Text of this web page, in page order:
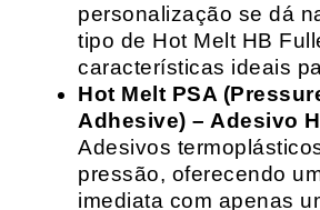
personalização se dá
tipo de Hot Melt HB
características ideais
Hot Melt PSA
Adhesive) – Adesivo
Adesivos
pressão, oferecendo
imediata com apenas